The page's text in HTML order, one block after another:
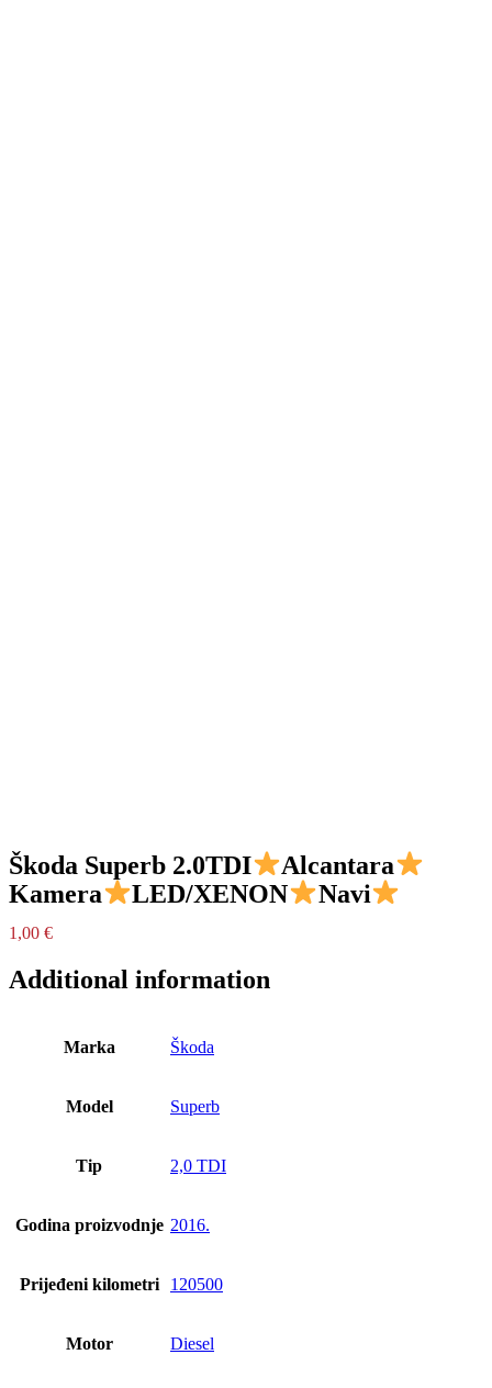
Škoda Superb 2.0TDI
Alcantara
Kamera
LED/XENON Navi
1,00 €
Additional information
Marka Škoda
Model Superb
Tip 2,0 TDI
Godina proizvodnje 2016.
Prijeđeni kilometri 120500
Motor Diesel